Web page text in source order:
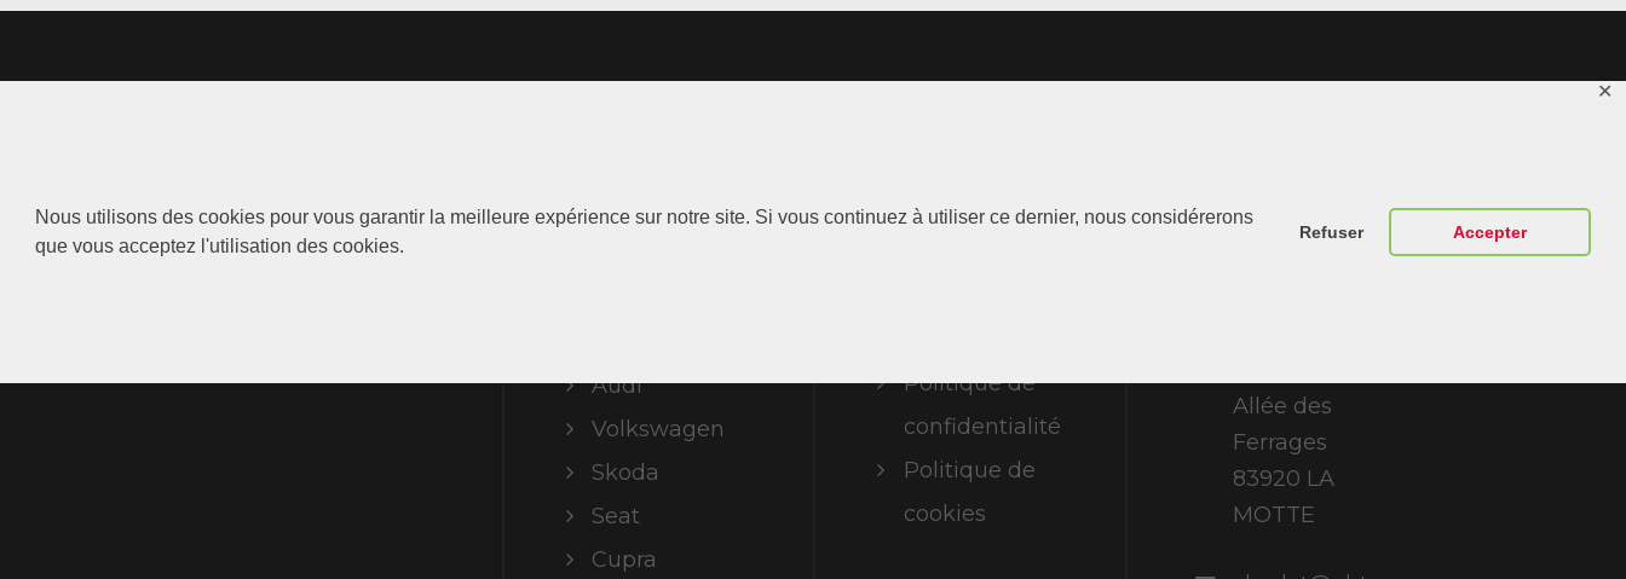
Nous utilisons des cookies pour vous garantir la meilleure expérience sur notre site. Si vous continuez à utiliser ce dernier, nous considérerons
que vous acceptez l'utilisation des cookies.
Refuser Accepter
✕
Les
Audi
Volkswagen
Skoda
Seat
Cupra
Information
Politique de
confidentialité
Politique de
cookies
Allée des
Ferrages
83920 LA
MOTTE